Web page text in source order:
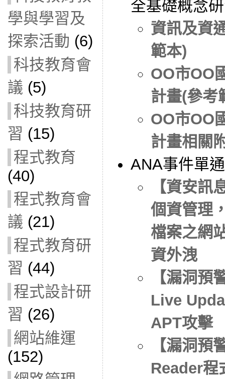
學與學習及
探索活動 (6)
科技教育會
議 (5)
科技教育研
習 (15)
程式教育
(40)
程式教育會
議 (21)
程式教育研
習 (44)
程式設計研
習 (26)
網站維運
(152)
全基礎概念
資訊及資
範本)
OO市OO
計畫(參考
OO市OO
計畫相關
ANA事件單
【資安訊
個資管理
檔案之網
資外洩
【漏洞預
Live
APT攻擊
【漏洞
Reader程